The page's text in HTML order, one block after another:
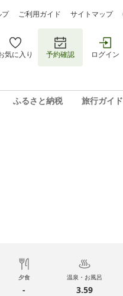
プ ご利用ガイド サイトマップ
気に入り 予約確認 ログイン
ふるさと納税 旅行ガイド
夕食
-
温泉・お風呂
3.59